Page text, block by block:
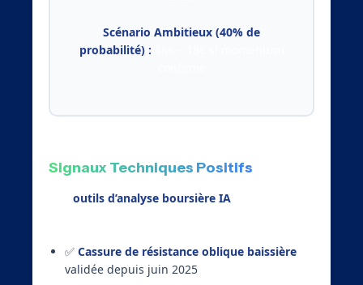
Scénario Ambitieux (40% de
probabilité) :
Signaux Techniques Positifs
outils d’analyse boursière IA
✅ Cassure de résistance oblique baissière
validée depuis juin 2025